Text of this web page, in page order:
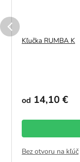
Kľučka RUMBA K
od 14,10 €
Bez otvoru na kľúč